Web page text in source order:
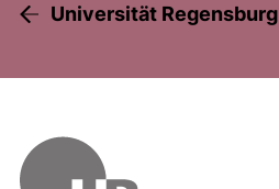
Universität Regensburg